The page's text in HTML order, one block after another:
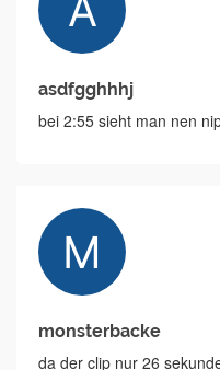
asdfgghhhj
bei 2:55 sieht man nen
monsterbacke
da der clip nur 26